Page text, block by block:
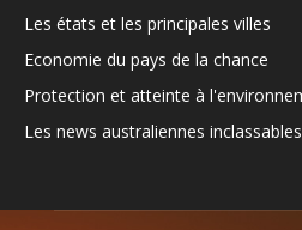
Les états et les principales villes
Economie du pays de la chance
Protection et atteinte à
Les news australiennes inclassables